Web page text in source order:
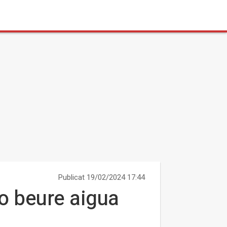
Publicat 19/02/2024 17:44
beure aigua